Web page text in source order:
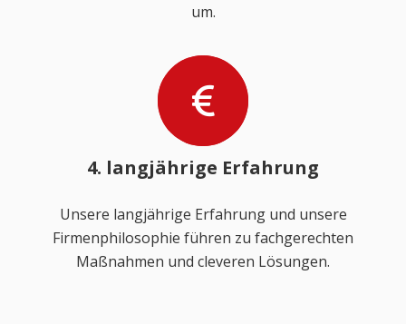
um.
4. langjährige Erfahrung
Unsere langjährige Erfahrung und unsere
Firmenphilosophie führen zu fachgerechten
Maßnahmen und cleveren Lösungen.